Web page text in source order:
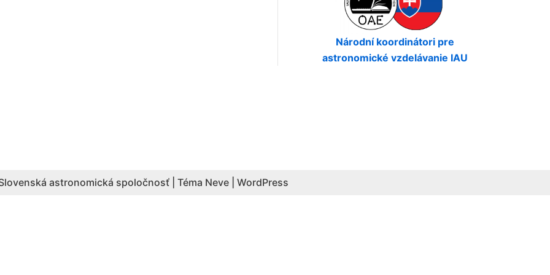
Národní koordinátori pre
astronomické vzdelávanie IAU
astronomická spoločnosť | Téma Neve WordPress